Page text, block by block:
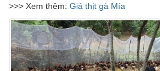
>>> Xem thêm: Giá thịt gà Mía